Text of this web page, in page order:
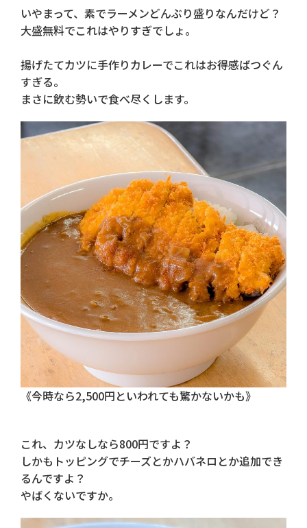
いやまって、素でラーメンどんぶり盛りなんだけど？
大盛無料でこれはやりすぎでしょ。
揚げたてカツに手作りカレーでこれはお得感ばつぐん
すぎる。
まさに飲む勢いで食べ尽くします。
《今時なら2,500円といわれても驚かないかも》
これ、カツなしなら800円ですよ？
しかもトッピングでチーズとかハバネロとか追加でき
るんですよ？
やばくないですか。